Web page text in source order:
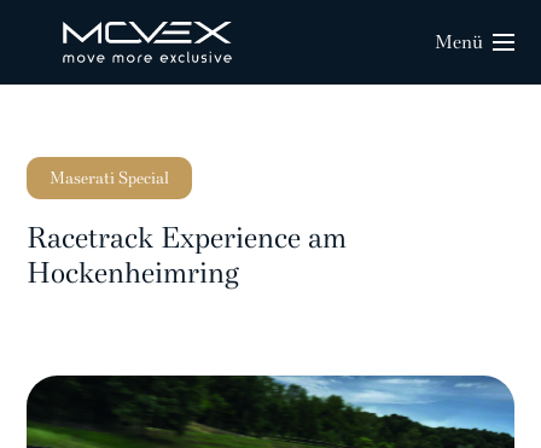
Menü
Maserati Special
Racetrack Experience am
Hockenheimring